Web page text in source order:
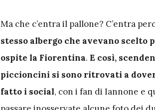
Ma che c’entra il pallone? C’entra
stesso albergo che avevano
ospite la Fiorentina. E così,
piccioncini si sono ritrovati a
fatto i social, con i fan di Iannone e